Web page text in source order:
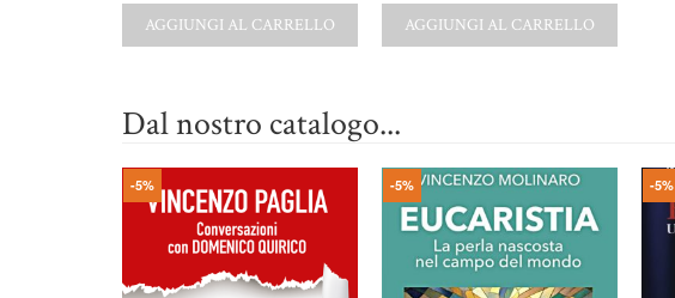
AGGIUNGI AL CARRELLO AGGIUNGI AL CARRELLO
Dal nostro catalogo...
-5% -5% -5%